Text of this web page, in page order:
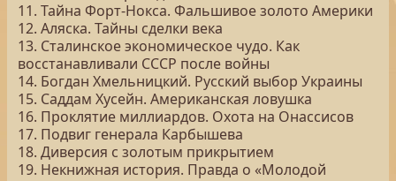
11. Тайна Форт-Нокса. Фальшивое золото Америки
12. Аляска. Тайны сделки века
13. Сталинское экономическое чудо. Как
восстанавливали СССР после войны
14. Богдан Хмельницкий. Русский выбор Украины
15. Саддам Хусейн. Американская ловушка
16. Проклятие миллиардов. Охота на Онассисов
17. Подвиг генерала Карбышева
18. Диверсия с золотым прикрытием
19. Некнижная история. Правда о «Молодой